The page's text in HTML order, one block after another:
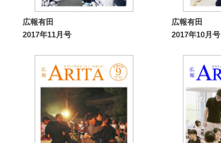
広報有田
2017年11月号
広報有田
2017年10月号